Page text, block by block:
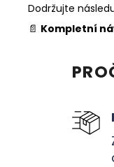
Dodržujte
📄 Kompletní